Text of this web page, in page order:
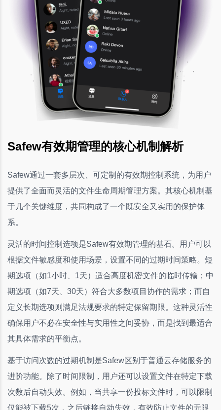
Safew有效期管理的核心机制解析
Safew通过一套多层次、可定制的有效期控制系统，为用户
提供了全面而灵活的文件生命周期管理方案。其核心机制基
于几个关键维度，共同构成了一个既安全又实用的保护体
系。
灵活的时间控制选项是Safew有效期管理的基石。用户可以
根据文件敏感度和使用场景，设置不同的过期时间策略。短
期选项（如1小时、1天）适合高度机密文件的临时传输；中
期选项（如7天、30天）符合大多数项目协作的需求；而自
定义长期选项则满足法规要求的特定保留期限。这种灵活性
确保用户不必在安全性与实用性之间妥协，而是找到最适合
其具体需求的平衡点。
基于访问次数的过期机制是Safew区别于普通云存储服务的
进阶功能。除了时间限制，用户还可以设置文件在特定下载
次数后自动失效。例如，当共享一份投标文件时，可以限制
仅能被下载5次，之后链接自动失效，有效防止文件的无限